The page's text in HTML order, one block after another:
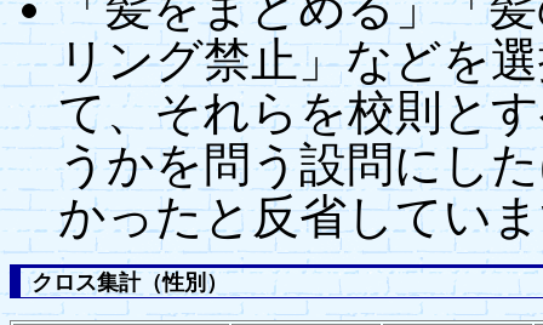
リング禁止」などを
て、それらを校則と
うかを問う設問にし
かったと反省してい
クロス集計（性別）